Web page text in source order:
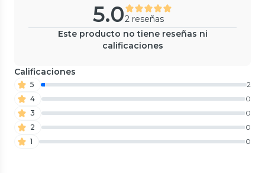
5.02 reseñas
Este producto no tiene reseñas ni
calificaciones
Calificaciones
5
2
4
0
3
0
2
0
1
0